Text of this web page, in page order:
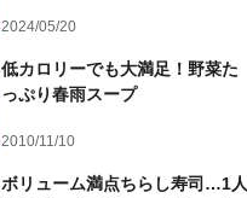
2024/05/20
低カロリーでも大満足！野菜た
っぷり春雨スープ
2010/11/10
ボリューム満点ちらし寿司…1人